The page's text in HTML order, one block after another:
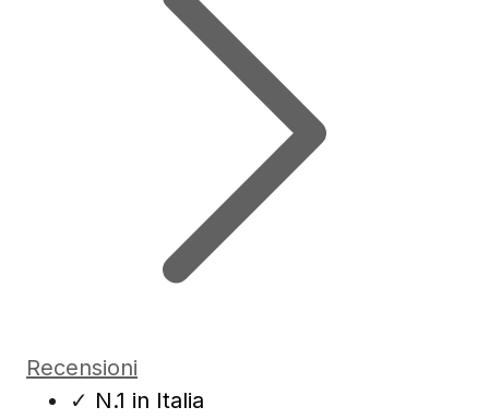
Recensioni
✓ N.1 in Italia